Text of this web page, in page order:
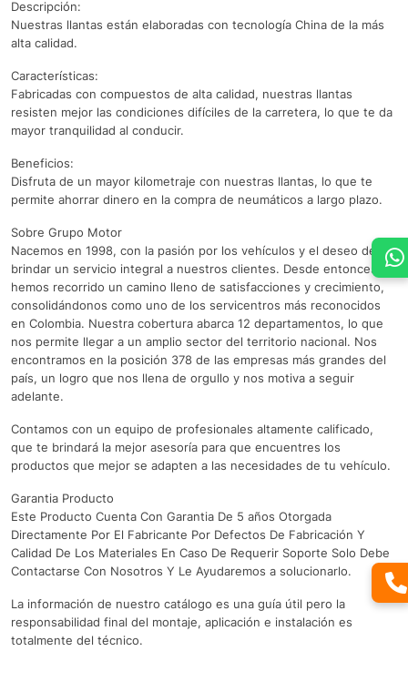
Descripción:
Nuestras llantas están elaboradas con tecnología China de la más
alta calidad.
Características:
Fabricadas con compuestos de alta calidad, nuestras llantas
resisten mejor las condiciones difíciles de la carretera, lo que te da
mayor tranquilidad al conducir.
Beneficios:
Disfruta de un mayor kilometraje con nuestras llantas, lo que te
permite ahorrar dinero en la compra de neumáticos a largo plazo.
Sobre Grupo Motor
Nacemos en 1998, con la pasión por los vehículos y el deseo de
brindar un servicio integral a nuestros clientes. Desde entonces,
hemos recorrido un camino lleno de satisfacciones y crecimiento,
consolidándonos como uno de los servicentros más reconocidos
en Colombia. Nuestra cobertura abarca 12 departamentos, lo que
nos permite llegar a un amplio sector del territorio nacional. Nos
encontramos en la posición 378 de las empresas más grandes del
país, un logro que nos llena de orgullo y nos motiva a seguir
adelante.
Contamos con un equipo de profesionales altamente calificado,
que te brindará la mejor asesoría para que encuentres los
productos que mejor se adapten a las necesidades de tu vehículo.
Garantia Producto
Este Producto Cuenta Con Garantia De 5 años Otorgada
Directamente Por El Fabricante Por Defectos De Fabricación Y
Calidad De Los Materiales En Caso De Requerir Soporte Solo Debe
Contactarse Con Nosotros Y Le Ayudaremos a solucionarlo.
La información de nuestro catálogo es una guía útil pero la
responsabilidad final del montaje, aplicación e instalación es
totalmente del técnico.